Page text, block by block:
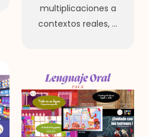
multiplicaciones a
contextos reales, ...